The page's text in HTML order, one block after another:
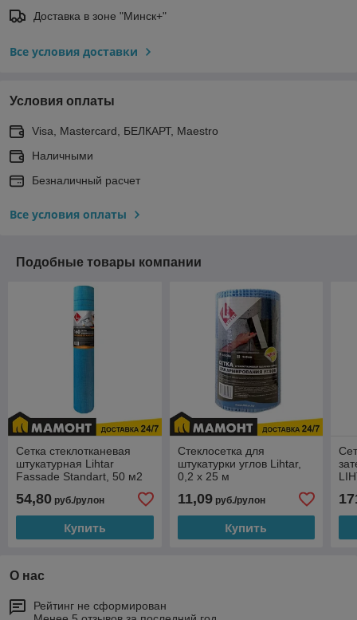
Доставка в зоне "Минск+"
Все условия доставки
Условия оплаты
Visa, Mastercard, БЕЛКАРТ, Maestro
Наличными
Безналичный расчет
Все условия оплаты
Подобные товары компании
Сетка стеклотканевая
штукатурная Lihtar
Fassade Standart, 50 м2
54,80 руб./рулон
Купить
Стеклосетка для
штукатурки углов Lihtar,
0,2 х 25 м
11,09руб./рулон
Купить
О нас
Рейтинг не сформирован